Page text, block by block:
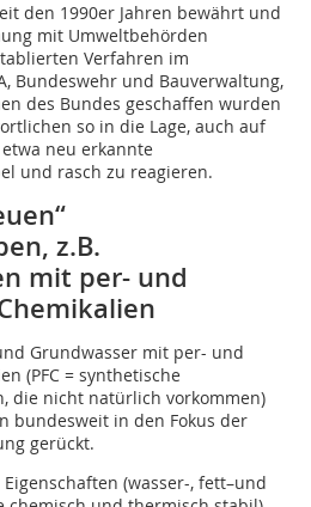
den 1990er Jahren bewährt und
mit Umweltbehörden
Verfahren im
Bundeswehr und Bauverwaltung,
des Bundes geschaffen wurden
so in die Lage, auch auf
neu erkannte
und rasch zu reagieren.
z.B.
mit per- und
Grundwasser mit per- und
(PFC = synthetische
die nicht natürlich vorkommen)
bundesweit in den Fokus der
gerückt.
(wasser-, fett–und